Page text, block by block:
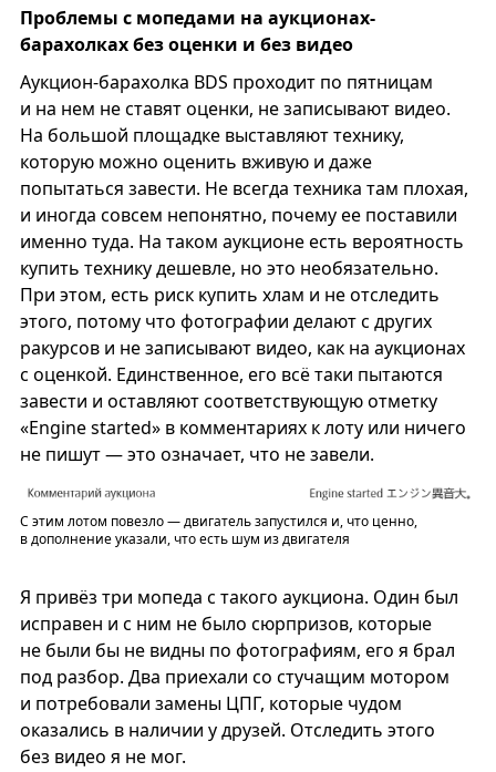
Проблемы с мопедами на аукционах-
барахолках без оценки и без видео
Аукцион-барахолка BDS проходит по пятницам
и на нем не ставят оценки, не записывают видео.
На большой площадке выставляют технику,
которую можно оценить вживую и даже
попытаться завести. Не всегда техника там плохая,
и иногда совсем непонятно, почему ее поставили
именно туда. На таком аукционе есть вероятность
купить технику дешевле, но это необязательно.
При этом, есть риск купить хлам и не отследить
этого, потому что фотографии делают с других
ракурсов и не записывают видео, как на аукционах
с оценкой. Единственное, его всё таки пытаются
завести и оставляют соответствующую отметку
«Engine started» в комментариях к лоту или ничего
не пишут — это означает, что не завели.
С этим лотом повезло — двигатель запустился и, что ценно,
в дополнение указали, что есть шум из двигателя
Я привёз три мопеда с такого аукциона. Один был
исправен и с ним не было сюрпризов, которые
не были бы не видны по фотографиям, его я брал
под разбор. Два приехали со стучащим мотором
и потребовали замены ЦПГ, которые чудом
оказались в наличии у друзей. Отследить этого
без видео я не мог.